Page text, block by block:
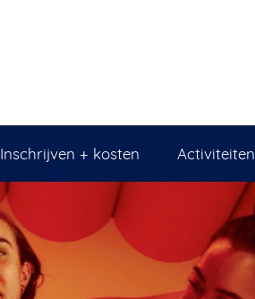
Inschrijven + kosten Activiteiten